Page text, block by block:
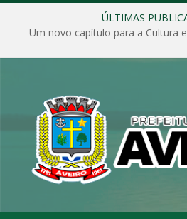
ÚLTIMAS
Um novo capítulo para a Cultura